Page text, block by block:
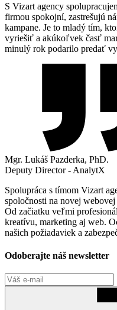
S Vizart agency
firmou spokojní, zastrešujú
kampane. Je to mladý tím,
vyriešiť a akúkoľvek časť
minulý rok podarilo predať
Mgr. Lukáš Pazderka, PhD.
Deputy Director - AnalytX
Spolupráca s tímom Vizart
spoločnosti na novej
Od začiatku veľmi
kreatívu, marketing aj web.
našich požiadaviek a
Odoberajte náš newsletter